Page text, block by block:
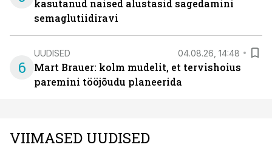
kasutanud naised alustasid sagedamini
semaglutiidiravi
6
UUDISED 04.08.26, 14:48
Mart Brauer: kolm mudelit, et tervishoius
paremini tööjõudu planeerida
VIIMASED UUDISED